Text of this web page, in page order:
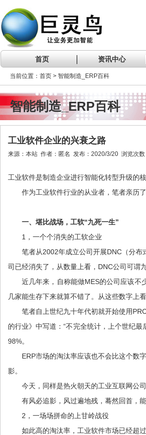
首页 资讯中心
当前位置：首页 > 智能制造_ERP百科
智能制造_ERP百科
工业软件企业的兴衰之路
来源：本站 作者：匿名 发布：2020/3/20 浏览次
工业软件是制造企业进行智能化转型升级的
作为工业软件行业的从业者，笔者亲历
一、堪比战场，工软“九死一生”
1，一个个消失的工软企业
笔者从2002年成立公司开展DNC（分
司已经消失了，从数量上看，DNC公司可谓
近几年来，自称能做MES的公司应该不
几家能生存下来就算不错了。从这些数字上
笔者自上世纪九十年代初就开始使用
的行业》中写道：“不完全统计，上个世纪
98%。
ERP市场的淘汰率应该也不会比这个数
影。
今天，同样是热火朝天的工业互联网公
有风必追影，风过遍地残，蓦然回首，
2，一场场拼命的上甘岭战役
如此高的淘汰率，工业软件市场已经超过